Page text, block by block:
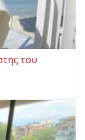
του